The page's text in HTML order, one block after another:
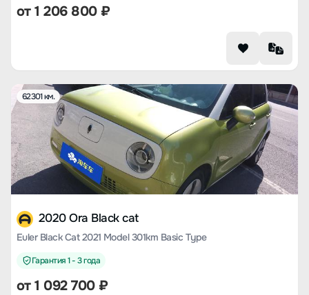
от1 206 800₽
62301 км.
2020 Ora Black cat
Euler Black Cat 2021 Model 301km Basic Type
Гарантия 1 - 3 года
от1 092 700₽